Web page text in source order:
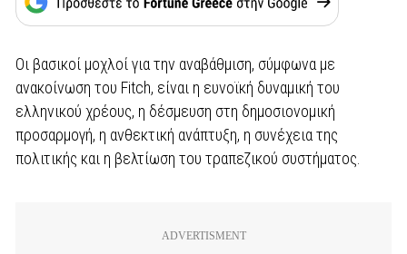
Oι βασικοί μοχλοί για την αναβάθμιση, σύμφωνα με
ανακοίνωση του Fitch, είναι η ευνοϊκή δυναμική του
ελληνικού χρέους, η δέσμευση στη δημοσιονομική
προσαρμογή, η ανθεκτική ανάπτυξη, η συνέχεια της
πολιτικής και η βελτίωση του τραπεζικού συστήματος.